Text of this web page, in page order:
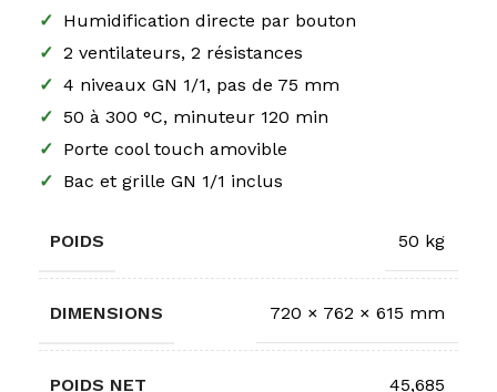
✓ Humidification directe par bouton
✓ 2 ventilateurs, 2 résistances
✓ 4 niveaux GN 1/1, pas de 75 mm
✓ 50 à 300 °C, minuteur 120 min
✓ Porte cool touch amovible
✓ Bac et grille GN 1/1 inclus
POIDS 50 kg
DIMENSIONS 720 × 762 × 615 mm
POIDS NET 45,685